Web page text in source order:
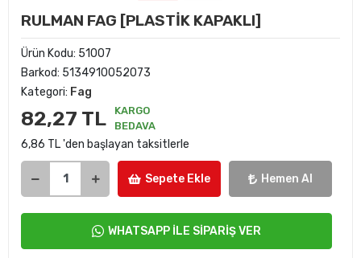
RULMAN FAG [PLASTİK KAPAKLI]
Ürün Kodu: 51007
Barkod: 5134910052073
Kategori: Fag
82,27 TL
KARGO
BEDAVA
6,86 TL 'den başlayan taksitlerle
Sepete Ekle Hemen Al
WHATSAPP İLE SİPARİŞ VER